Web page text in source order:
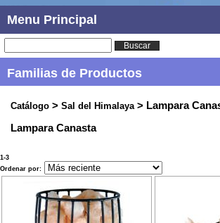
Menu Principal
Buscar
Familias de Productos
Catálogo > Sal del Himalaya > Lampara
Lampara Canasta
1-3
Ordenar por: